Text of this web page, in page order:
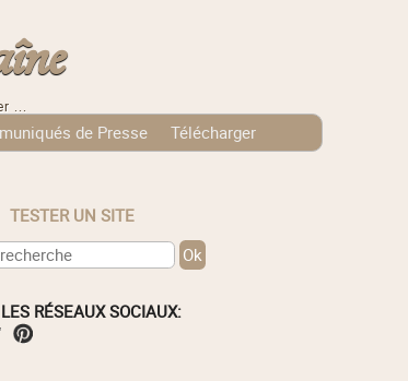
...
de Presse
Télécharger
TESTER UN SITE
RÉSEAUX SOCIAUX: